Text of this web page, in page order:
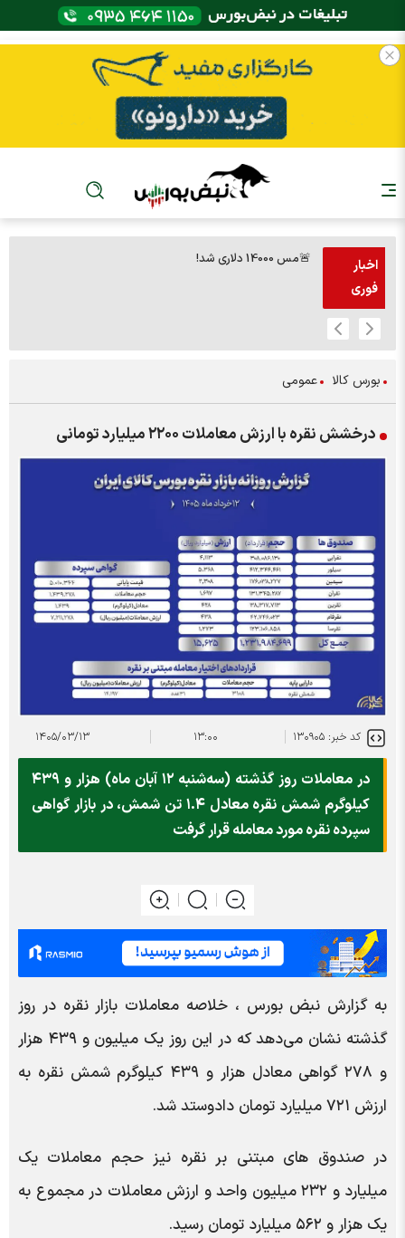
اخبار
فوری
🚨مس 14000 دلاری شد!
بورس کالا عمومی
درخشش نقره با ارزش معاملات ۲۲۰۰ میلیارد تومانی
کد خبر: ۱۳۰۹۰۵ ۱۳:۰۰ ۱۴۰۵/۰۳/۱۳
در معاملات روز گذشته (سه‌شنبه ۱۲ آبان ماه) هزار و ۴۳۹
کیلوگرم شمش نقره معادل ۱.۴ تن شمش، در بازار گواهی
سپرده نقره مورد معامله قرار گرفت
به گزارش نبض بورس ، خلاصه معاملات بازار نقره در روز
گذشته نشان می‌دهد که در این روز یک میلیون و ۴۳۹ هزار
و ۲۷۸ گواهی معادل هزار و ۴۳۹ کیلوگرم شمش نقره به
ارزش ۷۲۱ میلیارد تومان دادوستد شد.
در صندوق های مبتنی بر نقره نیز حجم معاملات یک
میلیارد و ۲۳۲ میلیون واحد و ارزش معاملات در مجموع به
یک هزار و ۵۶۲ میلیارد تومان رسید.